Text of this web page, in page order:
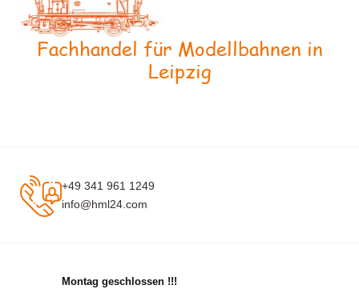
Fachhandel für Modellbahnen in
Leipzig
+49 341 961 1249
info@hml24.com
Montag geschlossen !!!